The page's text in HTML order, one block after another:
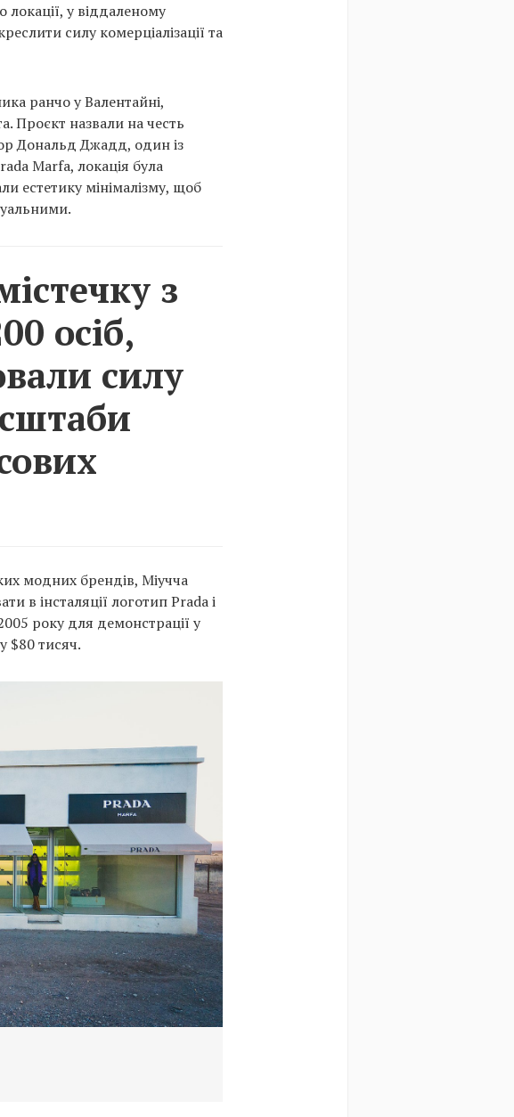
у віддаленому
силу комерціалізації та
ранчо у Валентайні,
Проєкт назвали на честь
Дональд Джадд, один із
Marfa, локація була
естетику мінімалізму, щоб
з
осіб,
силу
модних брендів, Міучча
в інсталяції логотип Prada і
року для демонстрації у
у $80 тисяч.